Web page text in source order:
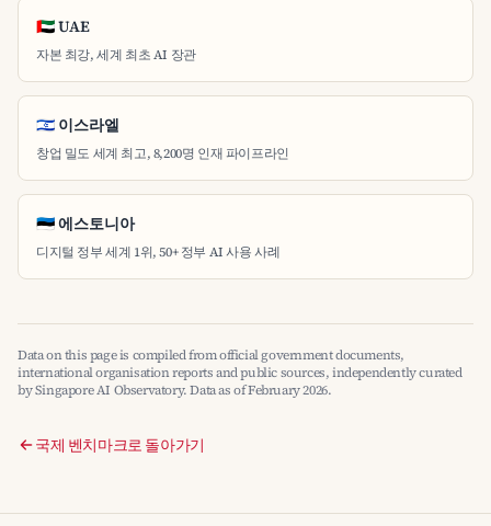
🇦🇪 UAE
자본 최강, 세계 최초 AI 장관
🇮🇱 이스라엘
창업 밀도 세계 최고, 8,200명 인재 파이프라인
🇪🇪 에스토니아
디지털 정부 세계 1위, 50+ 정부 AI 사용 사례
Data on this page is compiled from official government documents,
international organisation reports and public sources, independently curated
by Singapore AI Observatory. Data as of February 2026.
국제 벤치마크로 돌아가기